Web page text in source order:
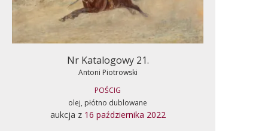
Nr Katalogowy 21.
Antoni Piotrowski
POŚCIG
olej, płótno dublowane
aukcja z 16 października 2022